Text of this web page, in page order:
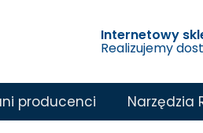
Internetowy
Realizujemy
producenci Narzędzia